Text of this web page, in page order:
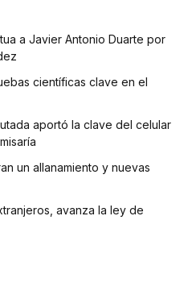
a Javier Antonio Duarte por
científicas clave en el
aportó la clave del celular
un allanamiento y nuevas
avanza la ley de